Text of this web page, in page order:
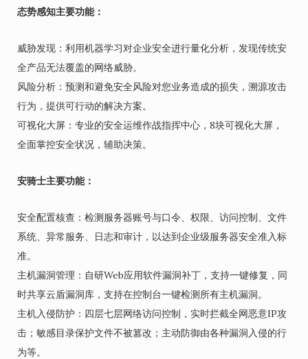
态势感知主要功能：
威胁发现：利用机器学习对企业安全进行量化分析，发现传统安
全产品无法覆盖的网络威胁。
风险分析：预测和避免安全风险对您业务造成的损失，溯源攻击
行为，提供可行动的解决方案。
可视化大屏：专业的安全运维作战指挥中心，8块可视化大屏，
全面掌控安全状况，辅助决策。
安骑士主要功能：
安全配置核查：检测服务器账号与口令、权限、访问控制、文件
系统、异常服务、日志和审计，以达到企业级服务器安全准入标
准。
主机漏洞管理：自研Web应用软件漏洞补丁，支持一键修复，同
时共享云盾漏洞库，支持在控制台一键检测所有主机漏洞。
主机入侵防护：四层七层网络访问控制，实时拦截全网恶意IP攻
击；敏感目录保护文件不被篡改；主动防御由各种漏洞入侵的行
为等。